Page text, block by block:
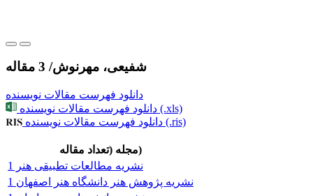
شفیعی، مهرنوش/ 3 مقاله
دانلود فهرست مقالات نویسنده
دانلود فهرست مقالات نویسنده (.xls)
دانلود فهرست مقالات نویسنده (.ris)
مجله (تعداد مقاله)
نشریه مطالعات تطبیقی هنر 1
نشریه پژوهش هنر دانشگاه هنر اصفهان 1